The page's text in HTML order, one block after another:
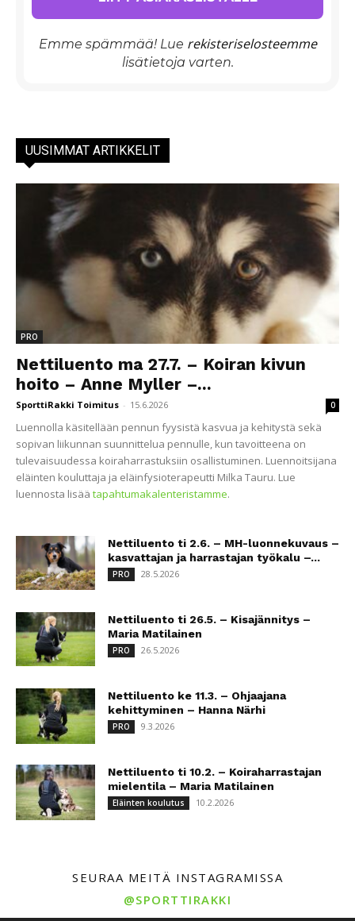
Emme spämmää! Lue rekisteriselosteemme
lisätietoja varten.
UUSIMMAT ARTIKKELIT
PRO
Nettiluento ma 27.7. – Koiran kivun
hoito – Anne Myller –...
SporttiRakki Toimitus - 15.6.2026 0
Luennolla käsitellään pennun fyysistä kasvua ja kehitystä sekä
sopivan liikunnan suunnittelua pennulle, kun tavoitteena on
tulevaisuudessa koiraharrastuksiin osallistuminen. Luennoitsijana
eläinten kouluttaja ja eläinfysioterapeutti Milka Tauru. Lue
luennosta lisää tapahtumakalenteristamme.
Nettiluento ti 2.6. – MH-luonnekuvaus –
kasvattajan ja harrastajan työkalu –...
PRO 28.5.2026
Nettiluento ti 26.5. – Kisajännitys –
Maria Matilainen
PRO 26.5.2026
Nettiluento ke 11.3. – Ohjaajana
kehittyminen – Hanna Närhi
PRO 9.3.2026
Nettiluento ti 10.2. – Koiraharrastajan
mielentila – Maria Matilainen
Eläinten koulutus 10.2.2026
SEURAA MEITÄ INSTAGRAMISSA
@SPORTTIRAKKI